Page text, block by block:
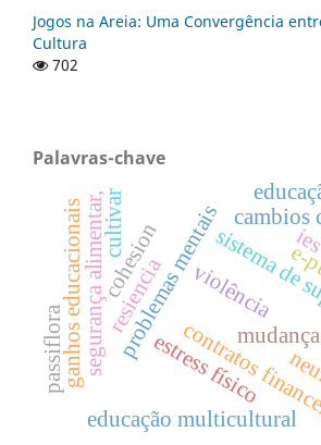
Jogos na Areia: Uma Convergência
Cultura
702
Palavras-chave
problemas mentaissistema
segurança alimentar,resiencia
contratos
estress físico
violência e-ies
ganhos educacionais cambios
cohesion
passiflora
educação multicultural
cultivar